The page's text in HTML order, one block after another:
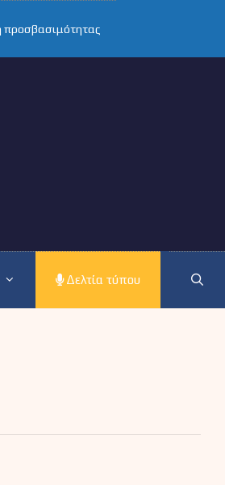
Δελτία τύπου